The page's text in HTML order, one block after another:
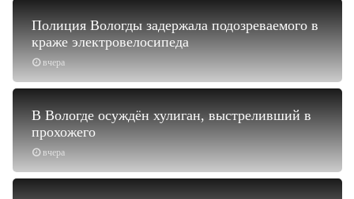
вчера
Полиция Вологды задержала подозреваемого в
краже электровелосипеда
вчера
В Вологде осуждён хулиган, выстреливший в
прохожего